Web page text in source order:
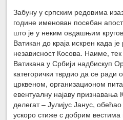
Забуну у српским редовима
године именован посебан
што је у неким овдашњим
Ватикан до краја искрен када
независност Косова. Наиме,
Ватикана у Србији надбискуп
категорички тврдио да се ради
црквеном, организационом
евентуалну најаву признавања
делегат – Јулијус Јанус,
ускоро стиже с добрим вестима